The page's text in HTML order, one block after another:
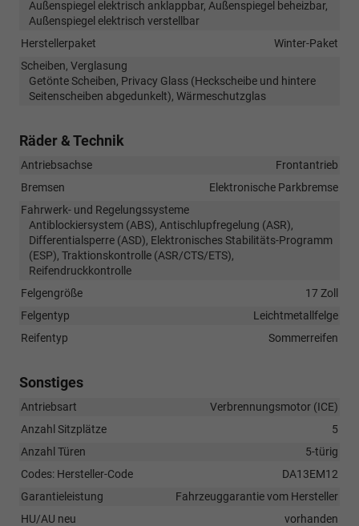
Außenspiegel elektrisch anklappbar, Außenspiegel beheizbar,
Außenspiegel elektrisch verstellbar
Herstellerpaket
Winter-Paket
Scheiben, Verglasung
Getönte Scheiben, Privacy Glass (Heckscheibe und hintere
Seitenscheiben abgedunkelt), Wärmeschutzglas
Räder & Technik
Antriebsachse
Frontantrieb
Bremsen
Elektronische Parkbremse
Fahrwerk- und Regelungssysteme
Antiblockiersystem (ABS), Antischlupfregelung (ASR),
Differentialsperre (ASD), Elektronisches Stabilitäts-Programm
(ESP), Traktionskontrolle (ASR/CTS/ETS),
Reifendruckkontrolle
Felgengröße
17 Zoll
Felgentyp
Leichtmetallfelge
Reifentyp
Sommerreifen
Sonstiges
Antriebsart
Verbrennungsmotor (ICE)
Anzahl Sitzplätze
5
Anzahl Türen
5-türig
Codes: Hersteller-Code
DA13EM12
Garantieleistung
Fahrzeuggarantie vom Hersteller
HU/AU neu
vorhanden